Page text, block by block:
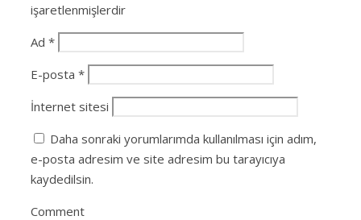
işaretlenmişlerdir
Ad *
E-posta *
İnternet sitesi
Daha sonraki yorumlarımda kullanılması için adım,
e-posta adresim ve site adresim bu tarayıcıya
kaydedilsin.
Comment